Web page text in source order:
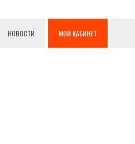
НОВОСТИ МОЙ КАБИНЕТ